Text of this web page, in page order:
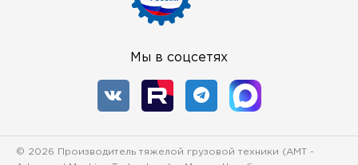
Мы в соцсетях
© 2026 Производитель тяжелой грузовой техники (AMT -